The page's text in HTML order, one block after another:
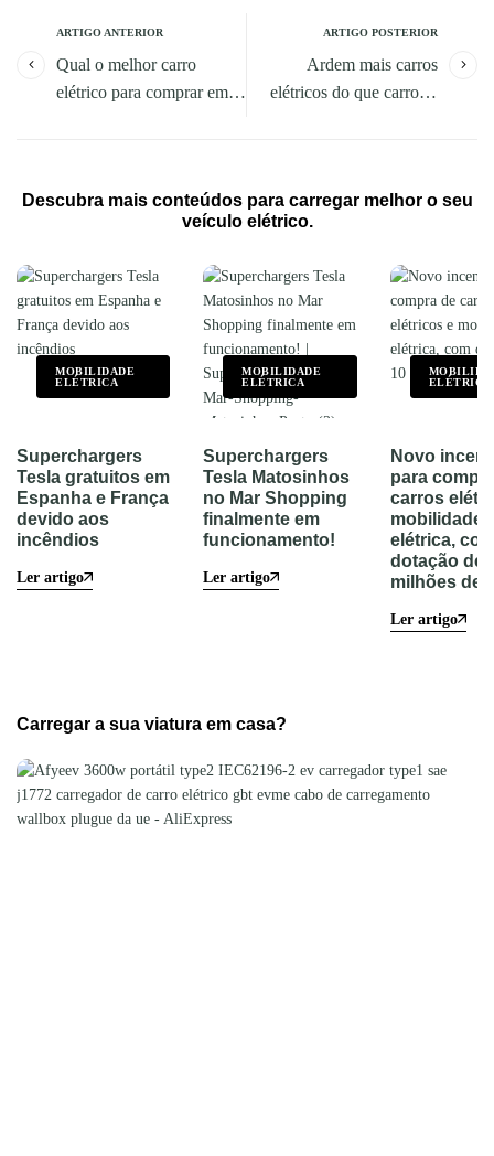
ARTIGO ANTERIOR
Qual o melhor carro
elétrico para comprar em
ARTIGO POSTERIOR
Ardem mais carros
elétricos do que carros a
Descubra mais conteúdos para carregar melhor o seu
veículo elétrico.
MOBILIDADE
ELÉTRICA
Superchargers
Tesla gratuitos em
Espanha e França
devido aos
incêndios
Ler artigo
MOBILIDADE
ELÉTRICA
Superchargers
Tesla Matosinhos
no Mar Shopping
finalmente em
funcionamento!
Ler artigo
ELÉTRICA
Novo
para
carros
mobilidade
elétrica,
dotação de
milhões de
Ler artigo
Carregar a sua viatura em casa?